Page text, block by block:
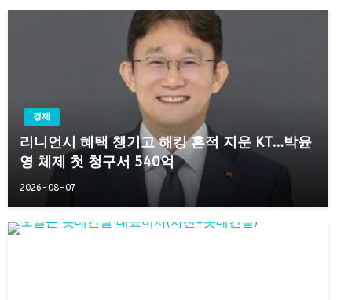
경제
리니언시 혜택 챙기고 해킹 흔적 지운 KT…박윤
영 체제 첫 청구서 540억
2026-08-07